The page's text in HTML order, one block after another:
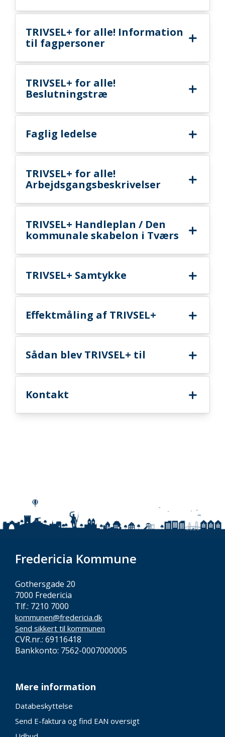
TRIVSEL+ for alle! Information
til fagpersoner
TRIVSEL+ for alle!
Beslutningstræ
Faglig ledelse
TRIVSEL+ for alle!
Arbejdsgangsbeskrivelser
TRIVSEL+ Handleplan / Den
kommunale skabelon i Tværs
TRIVSEL+ Samtykke
Effektmåling af TRIVSEL+
Sådan blev TRIVSEL+ til
Kontakt
Fredericia Kommune
Gothersgade 20
7000 Fredericia
Tlf.: 7210 7000
kommunen@fredericia.dk
Send sikkert til kommunen
CVR.nr.: 69116418
Bankkonto: 7562-0007000005
Mere information
Databeskyttelse
Send E-faktura og find EAN oversigt